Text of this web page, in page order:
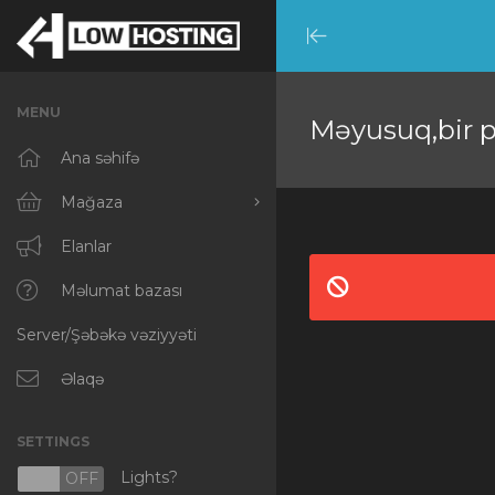
Minimize
Menu
MENU
Ana səhifə
Mağaza
Hamısına baxın
RKVMPROTECTED
IKVMPROTECTED
XKVMPROTECTED
Protected Web Hosting
Elanlar
Məlumat bazası
Server/Şəbəkə vəziyyəti
Əlaqə
SETTINGS
OFF Lights?
Məyusuq,bir